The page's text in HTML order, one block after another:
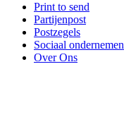
Print to send
Partijenpost
Postzegels
Sociaal ondernemen
Over Ons